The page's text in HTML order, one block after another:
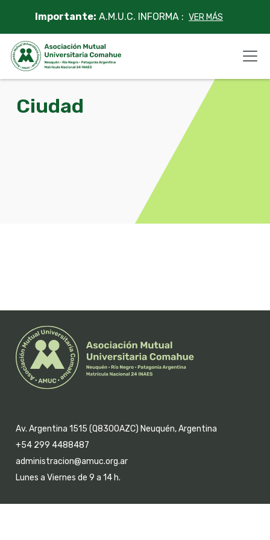
content
Importante: A.M.U.C. INFORMA : VER MÁS
Ciudad
Av. Argentina 1515 (Q8300AZC) Neuquén, Argentina
+54 299 4488487
administracion@amuc.org.ar
Lunes a Viernes de 9 a 14 h.